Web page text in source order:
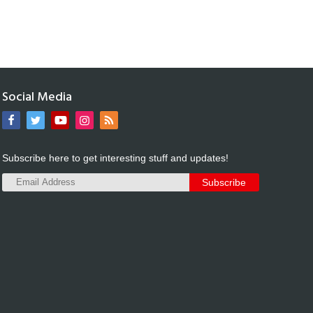
Social Media
Subscribe here to get interesting stuff and updates!